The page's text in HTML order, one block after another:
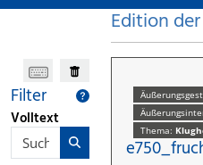
Filter
Volltext
Edition
Thema: